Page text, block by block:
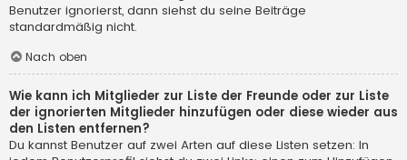
Benutzer ignorierst, dann siehst du seine Beiträge
standardmäßig nicht.
Nach oben
Wie kann ich Mitglieder zur Liste der Freunde oder zur Liste
der ignorierten Mitglieder hinzufügen oder diese wieder aus
den Listen entfernen?
Du kannst Benutzer auf zwei Arten auf diese Listen setzen: In